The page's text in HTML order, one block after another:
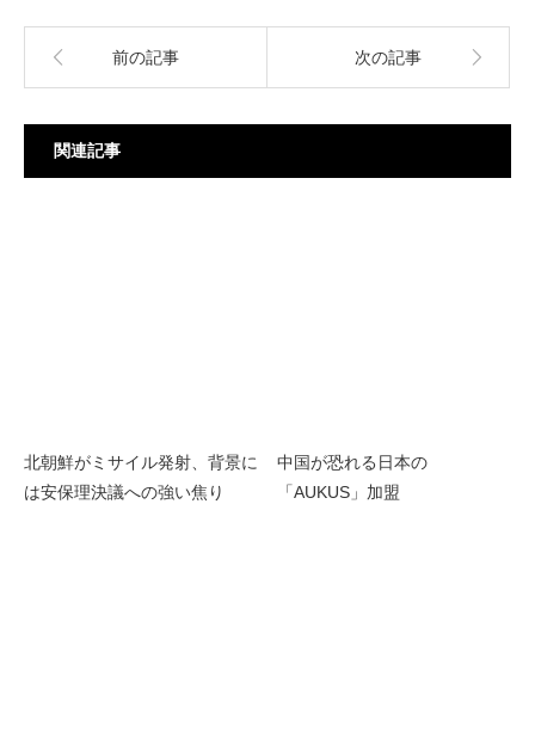
前の記事 次の記事
関連記事
北朝鮮がミサイル発射、背景に
は安保理決議への強い焦り
中国が恐れる日本の
「AUKUS」加盟